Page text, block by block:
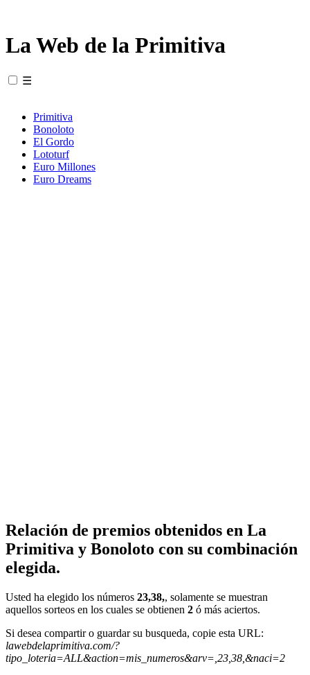
La Web de la Primitiva
☰
Primitiva
Bonoloto
El Gordo
Lototurf
Euro Millones
Euro Dreams
Relación de premios obtenidos en La
Primitiva y Bonoloto con su combinación
elegida.
Usted ha elegido los números 23,38,, solamente se muestran
aquellos sorteos en los cuales se obtienen 2 ó más aciertos.
Si desea compartir o guardar su busqueda, copie esta URL:
lawebdelaprimitiva.com/?
tipo_loteria=ALL&action=mis_numeros&arv=,23,38,&naci=2